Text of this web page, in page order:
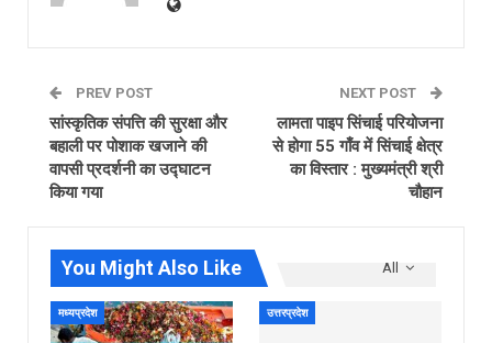
PREV POST
सांस्कृतिक संपत्ति की सुरक्षा और
बहाली पर पोशाक खजाने की
वापसी प्रदर्शनी का उद्घाटन
किया गया
NEXT POST
लामता पाइप सिंचाई परियोजना
से होगा 55 गाँव में सिंचाई क्षेत्र
का विस्तार : मुख्यमंत्री श्री
चौहान
All
You Might Also Like
मध्यप्रदेश उत्तरप्रदेश